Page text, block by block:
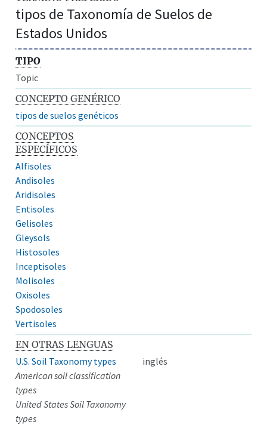
tipos de Taxonomía de Suelos de
Estados Unidos
TIPO
Topic
CONCEPTO GENÉRICO
tipos de suelos genéticos
CONCEPTOS
ESPECÍFICOS
Alfisoles
Andisoles
Aridisoles
Entisoles
Gelisoles
Gleysols
Histosoles
Inceptisoles
Molisoles
Oxisoles
Spodosoles
Vertisoles
EN OTRAS LENGUAS
U.S. Soil Taxonomy types
inglés
American soil classification
types
United States Soil Taxonomy
types